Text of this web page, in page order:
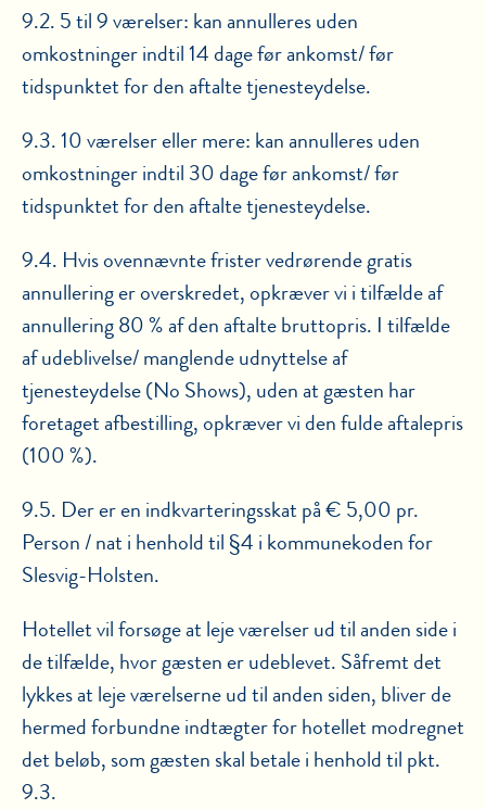
9.2. 5 til 9 værelser: kan annulleres uden
omkostninger indtil 14 dage før ankomst/ før
tidspunktet for den aftalte tjenesteydelse.
9.3. 10 værelser eller mere: kan annulleres uden
omkostninger indtil 30 dage før ankomst/ før
tidspunktet for den aftalte tjenesteydelse.
9.4. Hvis ovennævnte frister vedrørende gratis
annullering er overskredet, opkræver vi i tilfælde af
annullering 80 % af den aftalte bruttopris. I tilfælde
af udeblivelse/ manglende udnyttelse af
tjenesteydelse (No Shows), uden at gæsten har
foretaget afbestilling, opkræver vi den fulde aftalepris
(100 %).
9.5. Der er en indkvarteringsskat på € 5,00 pr.
Person / nat i henhold til §4 i kommunekoden for
Slesvig-Holsten.
Hotellet vil forsøge at leje værelser ud til anden side i
de tilfælde, hvor gæsten er udeblevet. Såfremt det
lykkes at leje værelserne ud til anden siden, bliver de
hermed forbundne indtægter for hotellet modregnet
det beløb, som gæsten skal betale i henhold til pkt.
9.3.